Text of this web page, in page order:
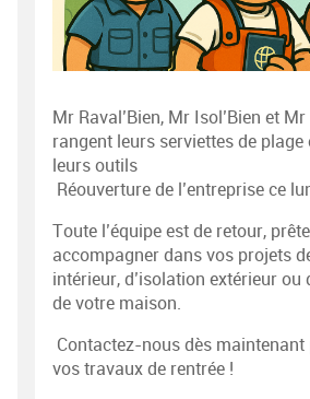
Mr Raval’Bien, Mr Isol’Bien et Mr
rangent leurs serviettes de plage
leurs outils
Réouverture de l’entreprise ce
Toute l’équipe est de retour,
accompagner dans vos projets
intérieur, d’isolation extérieur ou
de votre maison.
Contactez-nous dès
vos travaux de rentrée !